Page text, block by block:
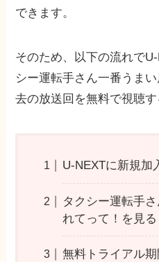
できます。
そのため、以下の流れで
シー運転手さん一番うま
去の放送回を無料で視聴す
U-NEXTに新規加
タクシー運転手
れてって！を見る
無料トライアル